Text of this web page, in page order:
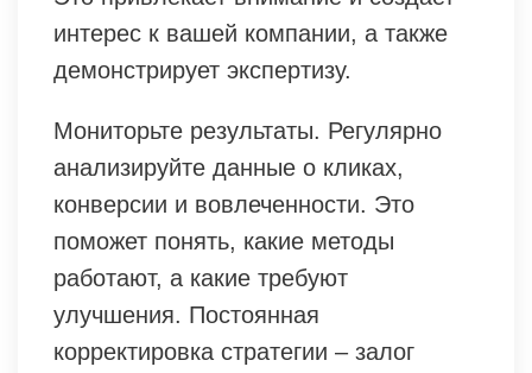
интерес к вашей компании, а также
демонстрирует экспертизу.
Мониторьте результаты. Регулярно
анализируйте данные о кликах,
конверсии и вовлеченности. Это
поможет понять, какие методы
работают, а какие требуют
улучшения. Постоянная
корректировка стратегии – залог